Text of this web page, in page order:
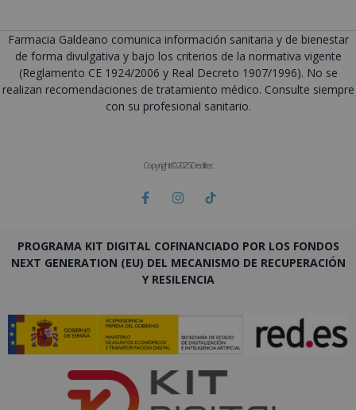
Farmacia Galdeano comunica información sanitaria y de bienestar
de forma divulgativa y bajo los criterios de la normativa vigente
(Reglamento CE 1924/2006 y Real Decreto 1907/1996). No se
realizan recomendaciones de tratamiento médico. Consulte siempre
con su profesional sanitario.
Copyright © 2025 Deditec
PROGRAMA KIT DIGITAL COFINANCIADO POR LOS FONDOS
NEXT GENERATION (EU) DEL MECANISMO DE RECUPERACIÓN
Y RESILENCIA